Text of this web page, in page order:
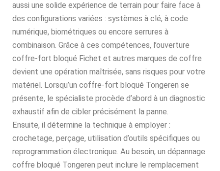
aussi une solide expérience de terrain pour faire face à
des configurations variées : systèmes à clé, à code
numérique, biométriques ou encore serrures à
combinaison. Grâce à ces compétences, l’ouverture
coffre-fort bloqué Fichet et autres marques de coffre
devient une opération maîtrisée, sans risques pour votre
matériel. Lorsqu’un coffre-fort bloqué Tongeren se
présente, le spécialiste procède d’abord à un diagnostic
exhaustif afin de cibler précisément la panne.
Ensuite, il détermine la technique à employer :
crochetage, perçage, utilisation d’outils spécifiques ou
reprogrammation électronique. Au besoin, un dépannage
coffre bloqué Tongeren peut inclure le remplacement